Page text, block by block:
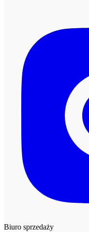
Biuro sprzedaży